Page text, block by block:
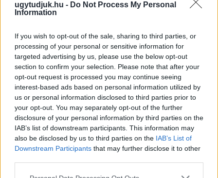
ugytudjuk.hu - Do Not Process My Personal
Information
If you wish to opt-out of the sale, sharing to third parties, or
processing of your personal or sensitive information for
targeted advertising by us, please use the below opt-out
section to confirm your selection. Please note that after your
opt-out request is processed you may continue seeing
interest-based ads based on personal information utilized by
us or personal information disclosed to third parties prior to
your opt-out. You may separately opt-out of the further
disclosure of your personal information by third parties on the
IAB’s list of downstream participants. This information may
also be disclosed by us to third parties on the IAB’s List of
Downstream Participants that may further disclose it to other
Please note that this website/app uses one or more Google